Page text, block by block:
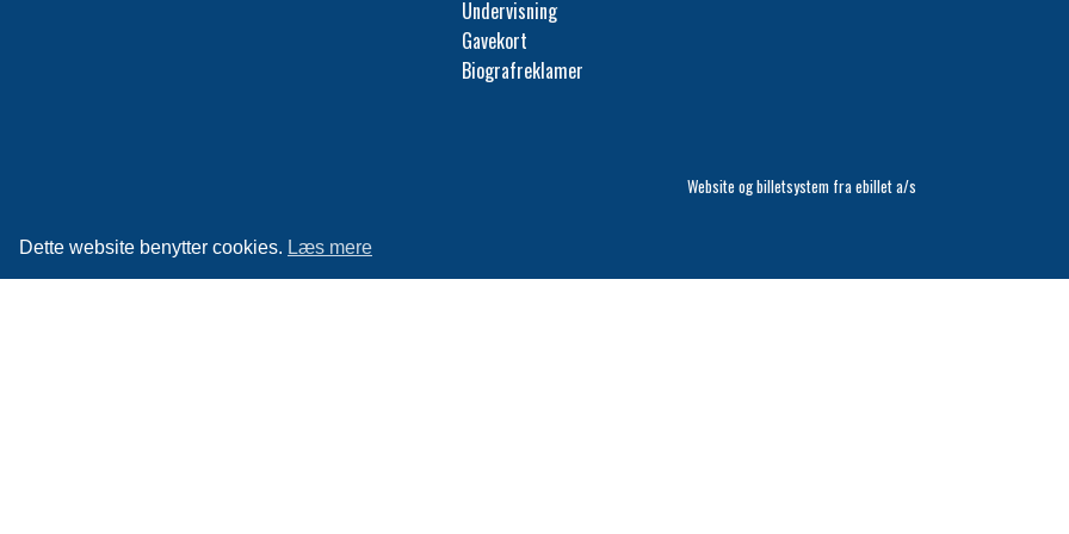
Dette website benytter cookies. Læs mere
Undervisning
Gavekort
Biografreklamer
Website og billetsystem fra ebillet a/s